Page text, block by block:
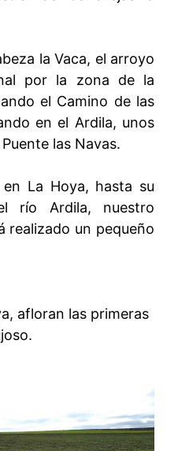
la Vaca, el arroyo
por la zona de la
el Camino de las
en el Ardila, unos
las Navas.
La Hoya, hasta su
río Ardila, nuestro
realizado un pequeño
afloran las primeras